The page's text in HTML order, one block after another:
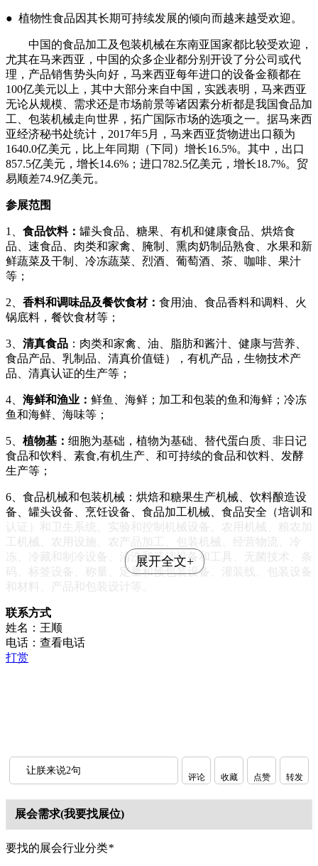
● 植物性食品因其长期可持续发展的倾向而越来越受欢迎。
中国的食品加工及包装机械在东南亚国家都比较受欢迎，
尤其在马来西亚，中国的众多企业都分别开设了分公司或代
理，产品销售势头向好 ，马来西亚每年进口的设备金额都在
100亿美元以上，其中大部分来自中国，实践表明，马来西亚
无论从规模、需求还是市场前景等诸因素分析都是我国食品加
工、包装机械走向世界，拓广国际市场的选项之一。据马来西
亚经济秘书处统计， 2017年5月，马来西亚货物进出口额为
1640.0亿美元，比上年同期（下同）增长16.5%。其中，出口
857.5亿美元，增长14.6%；进口782.5亿美元，增长18.7%。贸
易顺差74.9亿美元。
参展范围
1、 食品饮料： 罐头食品、糖果、有机和健康食品、烘焙食
品、速食品、肉类和家禽、腌制、熏肉奶制品熟食、水果和新
鲜蔬菜及干制、冷冻蔬菜、烈酒、葡萄酒、茶、咖啡、果汁
等；
2、 香料和调味品及餐饮食材： 食用油、食品香料和调料、火
锅底料，餐饮食材等；
3、 清真食品 ：肉类和家禽、油、脂肪和酱汁、健康与营养、
食品产品、乳制品、清真价值链），有机产品，生物技术产
品、清真认证的生产等；
4、 海鲜和渔业 ： 鲜鱼、海鲜；加工和包装的鱼和海鲜；冷冻
鱼和海鲜、海味等；
5、 植物基： 细胞为基础，植物为基础、替代蛋白质、非日记
食品和饮料、素食,有机生产、和可持续的食品和饮料、发酵
生产等；
6、食品机械和包装机械：烘焙和糖果生产机械、饮料酿造设
备、罐头设备、烹饪设备、食品加工机械、食品安全（培训和
认证）和卫生系统、实验和控制机械设备、农用机械、粮农加
工机械、农用设施、农产品加工、包装机械、经营物流、冷
冻、冷藏和制冷设备、清洗和清洁设备和工具、无菌技术、条
码、标签设备、称量、定量和预包装设备、灌装线、包装设备
和材料、产品和包装设计等。
展开全文+
联系方式
姓名：王顺
电话： 查看电话
打赏
让朕来说2句
评论 收藏 点赞 转发
展会需求(我要找展位)
要找的展会行业分类*